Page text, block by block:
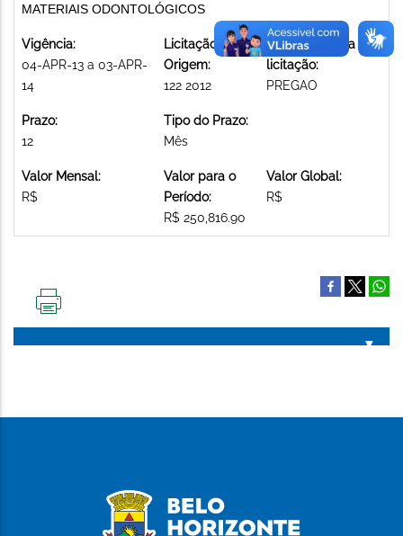
MATERIAIS ODONTOLÓGICOS
Vigência:
04-APR-13 a 03-APR-
14
Licitação de
Origem:
122 2012
Modalidade da
licitação:
PREGAO
Prazo:
12
Tipo do Prazo:
Mês
Valor Mensal:
R$
Valor para o
Período:
R$ 250,816.90
Valor Global:
R$
PÁGINA